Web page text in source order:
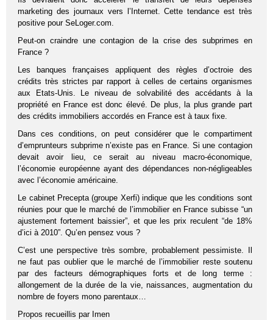
marketing des journaux vers l’Internet. Cette tendance est très
positive pour SeLoger.com.
Peut-on craindre une contagion de la crise des subprimes en
France ?
Les banques françaises appliquent des règles d’octroie des
crédits très strictes par rapport à celles de certains organismes
aux Etats-Unis. Le niveau de solvabilité des accédants à la
propriété en France est donc élevé. De plus, la plus grande part
des crédits immobiliers accordés en France est à taux fixe.
Dans ces conditions, on peut considérer que le compartiment
d’emprunteurs subprime n’existe pas en France. Si une contagion
devait avoir lieu, ce serait au niveau macro-économique,
l’économie européenne ayant des dépendances non-négligeables
avec l’économie américaine.
Le cabinet Precepta (groupe Xerfi) indique que les conditions sont
réunies pour que le marché de l’immobilier en France subisse “un
ajustement fortement baissier”, et que les prix reculent “de 18%
d’ici à 2010”. Qu’en pensez vous ?
C’est une perspective très sombre, probablement pessimiste. Il
ne faut pas oublier que le marché de l’immobilier reste soutenu
par des facteurs démographiques forts et de long terme :
allongement de la durée de la vie, naissances, augmentation du
nombre de foyers mono parentaux…
Propos recueillis par Imen